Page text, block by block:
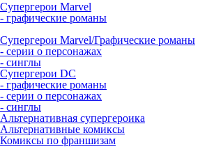
Супергерои Marvel
- графические романы
Супергерои Marvel/Графические романы
- серии о персонажах
- синглы
Супергерои DC
- графические романы
- серии о персонажах
- синглы
Альтернативная супергероика
Альтернативные комиксы
Комиксы по франшизам